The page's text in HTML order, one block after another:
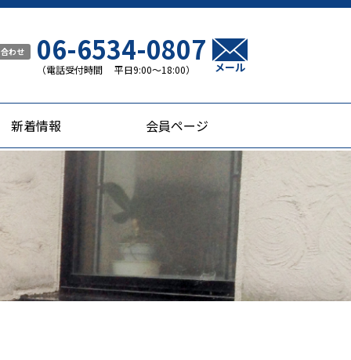
わせ 06-6534-0807
（電話受付時間 平日9:00〜18:00） メール
新着情報 会員ページ